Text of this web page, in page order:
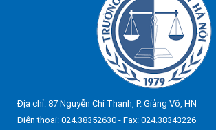
Địa chỉ: 87 Nguyễn Chí Thanh, P. Giảng Võ, HN
Điện thoại: 024.38352630 - Fax: 024.38343226